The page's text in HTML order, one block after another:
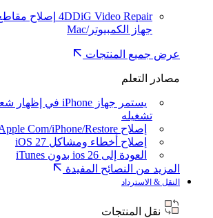
4DDiG Video Repair إصلاح
جهاز الكمبيوتر/Mac
عرض جميع المنتجات
مصادر التعلم
تشغيله
إصلاح Support Apple Com/iPhone/Restore
إصلاح أخطاء ومشاكل iOS 27
العودة إلى ios 26 بدون iTunes
المزيد من النصائح المفيدة
النقل & الاسترداد
نقل المنتجات